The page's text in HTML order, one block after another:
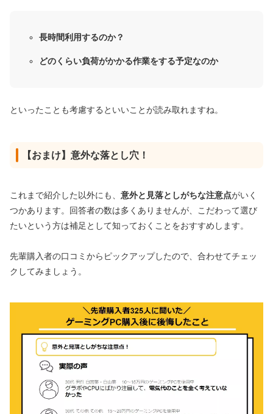
長時間利用するのか？
どのくらい負荷がかかる作業をする予定なのか
といったことも考慮するといいことが読み取れますね。
【おまけ】意外な落とし穴！
これまで紹介した以外にも、 意外と見落としがちな注意点がいく
つかあります。回答者の数は多くありませんが、こだわって選び
たいという方は補足として知っておくことをおすすめします。
先輩購入者の口コミからピックアップしたので、合わせてチェッ
クしてみましょう。